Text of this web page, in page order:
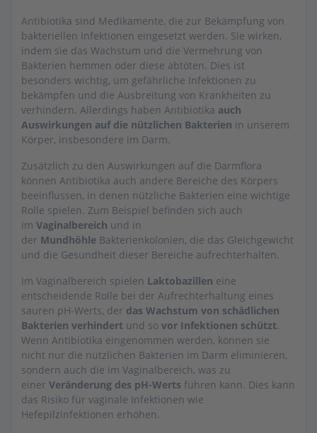
Antibiotika sind Medikamente, die zur Bekämpfung von
bakteriellen Infektionen eingesetzt werden. Sie wirken,
indem sie das Wachstum und die Vermehrung von
Bakterien hemmen oder diese abtöten. Dies ist
besonders wichtig, um gefährliche Infektionen zu
bekämpfen und die Ausbreitung von Krankheiten zu
verhindern. Allerdings haben Antibiotika auch
Auswirkungen auf die nützlichen Bakterien in unserem
Körper, insbesondere im Darm.
Zusätzlich zu den Auswirkungen auf die Darmflora
können Antibiotika auch andere Bereiche des Körpers
beeinflussen, in denen nützliche Bakterien eine wichtige
Rolle spielen. Zum Beispiel befinden sich auch
im Vaginalbereich und in
der Mundhöhle Bakterienkolonien, die das Gleichgewicht
und die Gesundheit dieser Bereiche aufrechterhalten.
Im Vaginalbereich spielen Laktobazillen eine
entscheidende Rolle bei der Aufrechterhaltung eines
sauren pH-Werts, der das Wachstum von schädlichen
Bakterien verhindert und so vor Infektionen schützt.
Wenn Antibiotika eingenommen werden, können sie
nicht nur die nützlichen Bakterien im Darm eliminieren,
sondern auch die im Vaginalbereich, was zu
einer Veränderung des pH-Werts führen kann. Dies kann
das Risiko für vaginale Infektionen wie
Hefepilzinfektionen erhöhen.